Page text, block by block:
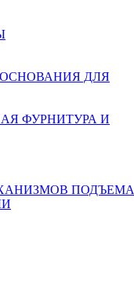
ДЛЯ
ФУРНИТУРА И
ПОДЪЕМА